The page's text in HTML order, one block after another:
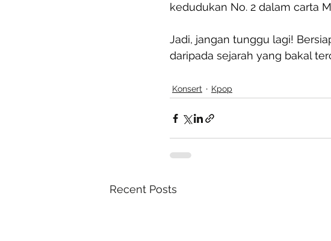
kedudukan No. 2 dalam carta
Jadi, jangan tunggu lagi!
daripada sejarah yang bakal
Konsert Kpop
Recent Posts